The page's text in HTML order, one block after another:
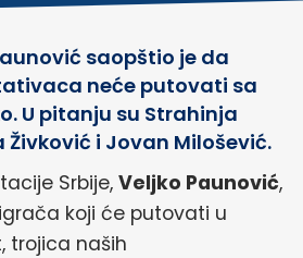
saopštio je da
neće putovati sa
U pitanju su Strahinja
Živković i Jovan Milošević.
Srbije, Veljko Paunović,
koji će putovati u
trojica naših